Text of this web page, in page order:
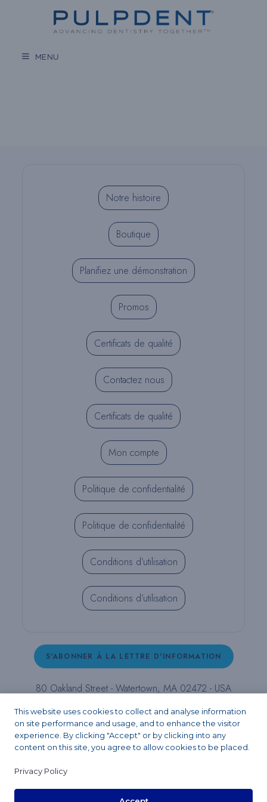
MENU
Notre histoire
Boutique
Planifiez une démonstration
Promos
Certificats de qualité
Contactez nous
Certificats de qualité
Mon compte
Politique de confidentialité
Politique de confidentialité
Conditions d’utilisation
Conditions d’utilisation
S'ABONNER À LA LETTRE D'INFORMATION
80 Oakland Street - Watertown, MA 02472 - USA
T (800) 343-4342 - T (617) 926-6666 - F (617) 926-
6262 -contact@pulpdent.com
FacebookInstagramLinkedIn
X YouTube
This website uses cookies to collect and analyse information
on site performance and usage, and to enhance the visitor
experience. By clicking "Accept" or by clicking into any
content on this site, you agree to allow cookies to be placed.
Privacy Policy